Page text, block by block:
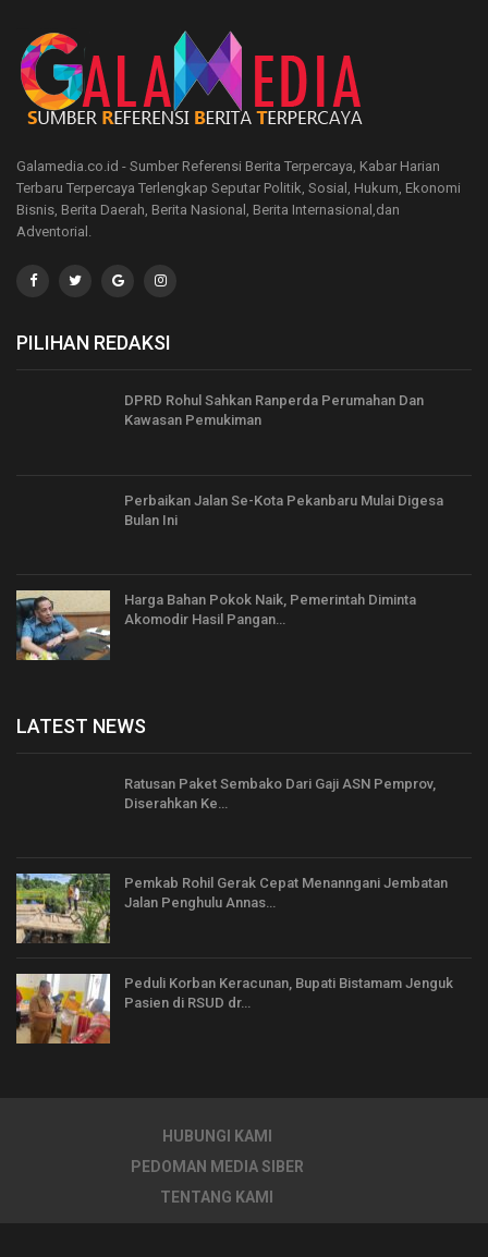
Galamedia.co.id - Sumber Referensi Berita Terpercaya, Kabar Harian
Terbaru Terpercaya Terlengkap Seputar Politik, Sosial, Hukum, Ekonomi
Bisnis, Berita Daerah, Berita Nasional, Berita Internasional,dan
Adventorial.
PILIHAN REDAKSI
DPRD Rohul Sahkan Ranperda Perumahan Dan
Kawasan Pemukiman
Perbaikan Jalan Se-Kota Pekanbaru Mulai Digesa
Bulan Ini
Harga Bahan Pokok Naik, Pemerintah Diminta
Akomodir Hasil Pangan…
LATEST NEWS
Ratusan Paket Sembako Dari Gaji ASN Pemprov,
Diserahkan Ke…
Pemkab Rohil Gerak Cepat Menanngani Jembatan
Jalan Penghulu Annas…
Peduli Korban Keracunan, Bupati Bistamam Jenguk
Pasien di RSUD dr…
HUBUNGI KAMI
PEDOMAN MEDIA SIBER
TENTANG KAMI